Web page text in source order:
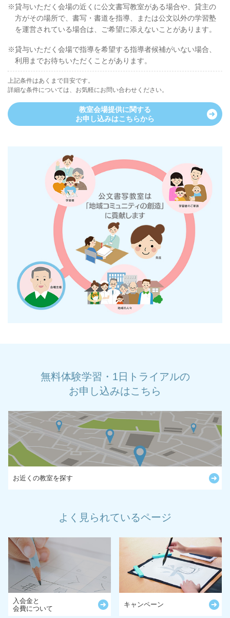
※貸与いただく会場の近くに公文書写教室がある場合や、貸主の
方がその場所で、書写・書道を指導、または公文以外の学習塾
を運営されている場合は、ご希望に添えないことがあります。
※貸与いただく会場で指導を希望する指導者候補がいない場合、
利用までお待ちいただくことがあります。
上記条件はあくまで目安です。
詳細な条件については、お気軽にお問い合わせください。
教室会場提供に関する
お申し込みはこちらから
無料体験学習・1日トライアルの
お申し込みはこちら
お近くの教室を探す
よく見られているページ
入会金と
会費について
キャンペーン